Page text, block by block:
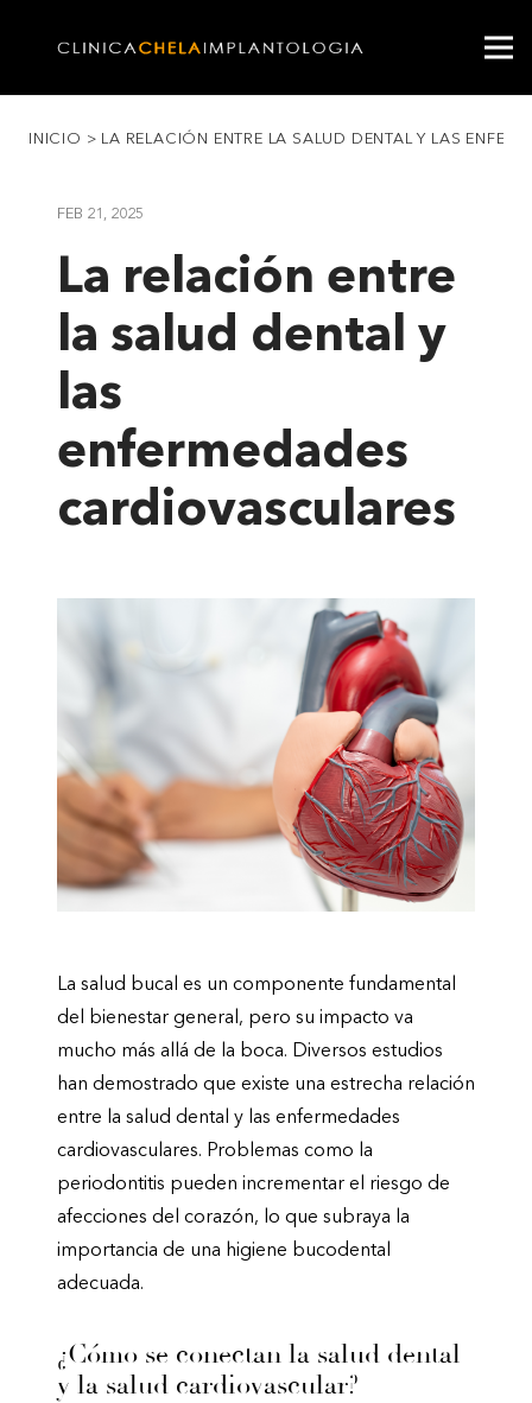
INICIO > LA RELACIÓN ENTRE LA SALUD DENTAL Y LAS
FEB 21, 2025
La relación entre
la salud dental y
las
enfermedades
cardiovasculares
La salud bucal es un componente fundamental
del bienestar general, pero su impacto va
mucho más allá de la boca. Diversos estudios
han demostrado que existe una estrecha relación
entre la salud dental y las enfermedades
cardiovasculares. Problemas como la
periodontitis pueden incrementar el riesgo de
afecciones del corazón, lo que subraya la
importancia de una higiene bucodental
adecuada.
¿Cómo se conectan la salud dental
y la salud cardiovascular?